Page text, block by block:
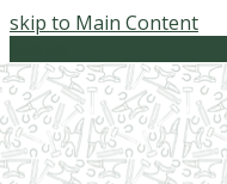
skip to Main Content